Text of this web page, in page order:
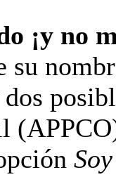
¡y no